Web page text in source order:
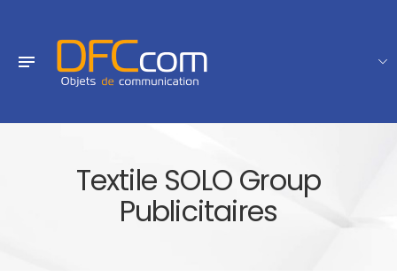
Textile SOLO Group
Publicitaires